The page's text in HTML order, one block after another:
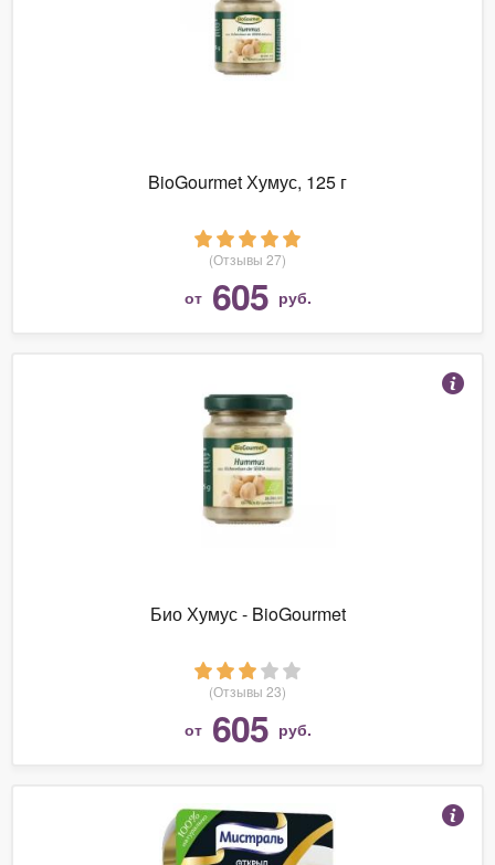
BioGourmet Хумус, 125 г
(Отзывы 27)
от 605 руб.
Био Хумус - BioGourmet
(Отзывы 23)
от 605 руб.